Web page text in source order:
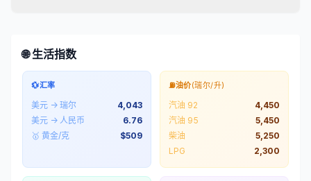
🌐 生活指数
💱汇率
美元 → 瑞尔
4,043
美元 → 人民币
6.76
🥇 黄金/克
$509
⛽油价(瑞尔/升)
汽油 92
4,450
汽油 95
5,450
柴油
5,250
LPG
2,300